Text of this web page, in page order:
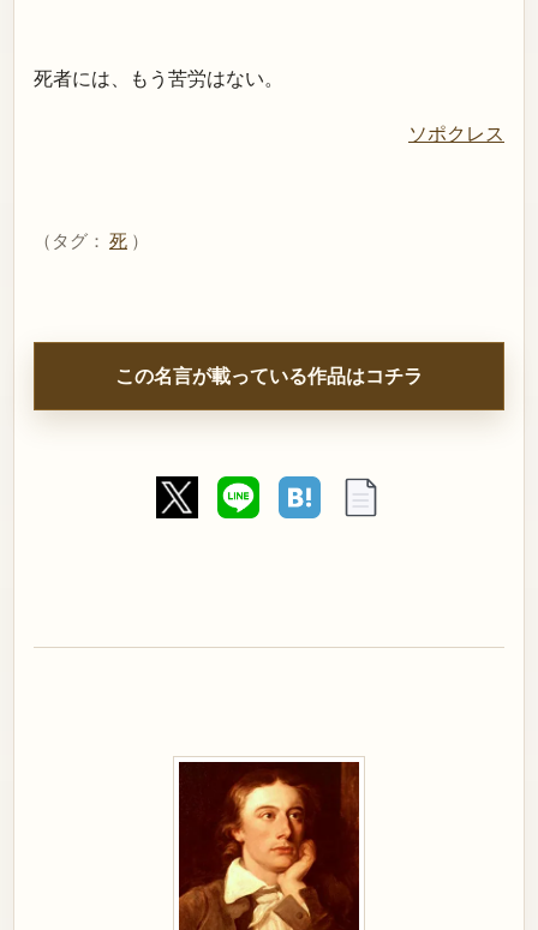
死者には、もう苦労はない。
ソポクレス
（タグ： 死 ）
この名言が載っている作品はコチラ